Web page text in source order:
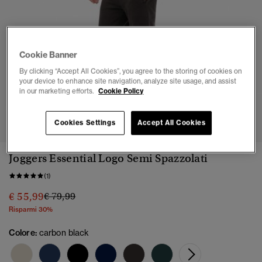
1 2 3 4 5 6
Joggers Essential Logo Semi Spazzolati
(1)
€ 55,99Prezzo ridotto da
€ 79,99a
Risparmi 30%
Colore: carbon black
Cookie Banner
By clicking “Accept All Cookies”, you agree to the storing of cookies on
your device to enhance site navigation, analyze site usage, and assist
in our marketing efforts. Cookie Policy
Cookies Settings Accept All Cookies